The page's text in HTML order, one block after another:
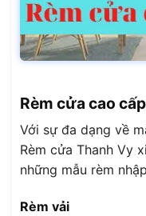
Rèm cửa cao
Với sự đa dạng về
Rèm cửa Thanh Vy
những mẫu rèm
Rèm vải